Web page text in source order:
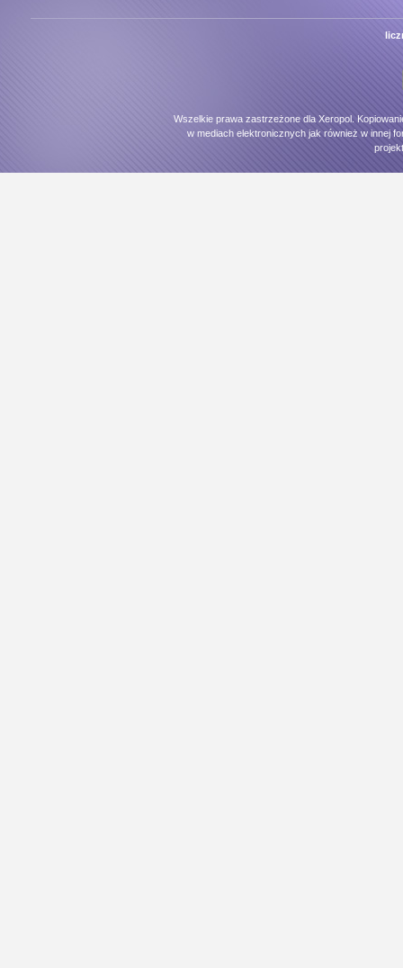
Wszelkie prawa zastrzeżone dla Xeropol.
w mediach elektronicznych jak również w innej